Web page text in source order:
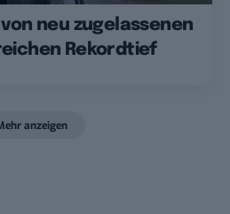
neu zugelassenen
Rekordtief
anzeigen